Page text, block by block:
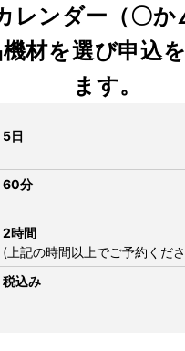
レンダー（〇
材を選び申込
ます。
5日
60分
2時間
(上記の時間以上でご予約くだ
税込み